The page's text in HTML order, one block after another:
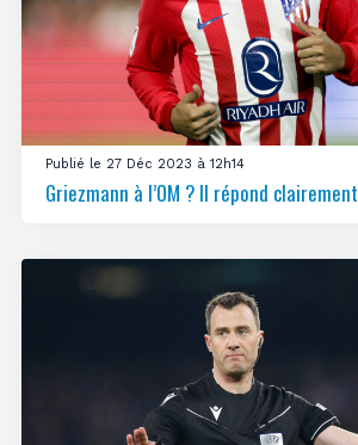
Publié le 27 Déc 2023 à 12h14
Griezmann à l’OM ? Il répond clairement